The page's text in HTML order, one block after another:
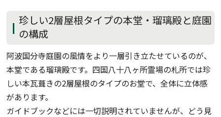
珍しい2層屋根タイプの本堂・瑠璃殿と庭園
の構成
阿波国分寺庭園の風情をより一層引き立たせているのが、
本堂である瑠璃殿です。四国八十八ヶ所霊場の札所では珍
しい本瓦葺きの2層屋根のタイプのお堂で、全体に立体感
があります。
ガイドブックなどには一切説明されていませんが、どう見